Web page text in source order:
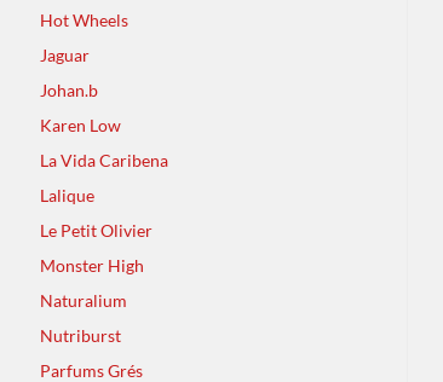
Hot Wheels
Jaguar
Johan.b
Karen Low
La Vida Caribena
Lalique
Le Petit Olivier
Monster High
Naturalium
Nutriburst
Parfums Grés
300ml